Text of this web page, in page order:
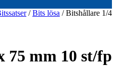
/Bits lösa / Bitshållare 1/4
75 mm 10 st/fp